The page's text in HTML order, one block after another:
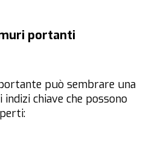
portanti
può sembrare una
chiave che possono